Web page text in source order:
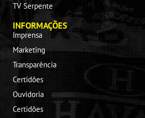
TV Serpente
INFORMAÇÕES
Imprensa
Marketing
Transparência
Certidões
Ouvidoria
Certidões